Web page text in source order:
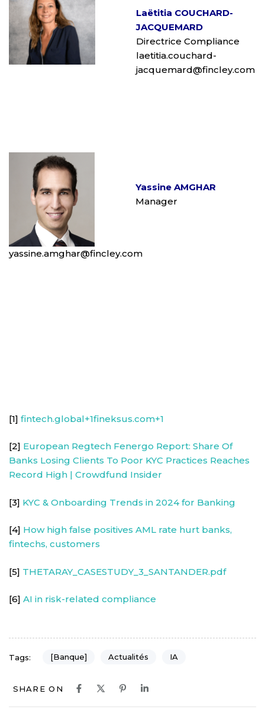
Laëtitia COUCHARD-
JACQUEMARD
Directrice Compliance
laetitia.couchard-
jacquemard@fincley.com
Yassine AMGHAR
Manager
yassine.amghar@fincley.com
[1] fintech.global+1fineksus.com+1
[2] European Regtech Fenergo Report: Share Of
Banks Losing Clients To Poor KYC Practices Reaches
Record High | Crowdfund Insider
[3] KYC & Onboarding Trends in 2024 for Banking
[4] How high false positives AML rate hurt banks,
fintechs, customers
[5] THETARAY_CASESTUDY_3_SANTANDER.pdf
[6] AI in risk-related compliance
Tags: [Banque] Actualités IA
SHARE ON